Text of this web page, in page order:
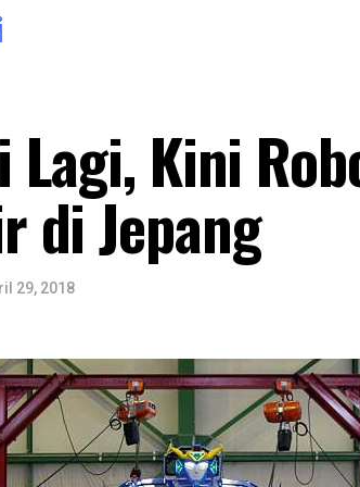
Lagi, Kini
di Jepang
29, 2018